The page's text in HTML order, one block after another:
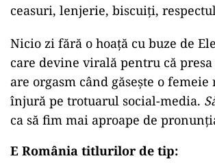
ceasuri, lenjerie, biscuiți,
Nicio zi fără o hoață cu buze de
care devine virală pentru că presa
are orgasm când găsește o
înjură pe trotuarul social-media.
ca să fim mai aproape de
E România titlurilor de tip: